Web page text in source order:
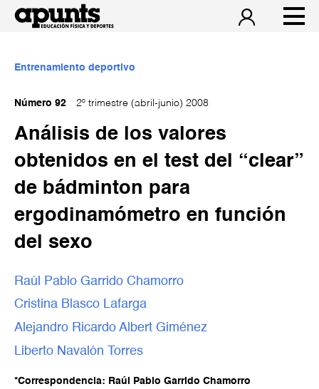
Entrenamiento deportivo
Número 92 2º trimestre (abril-junio) 2008
Análisis de los valores
obtenidos en el test del “clear”
de bádminton para
ergodinamómetro en función
del sexo
Raúl Pablo Garrido Chamorro
Cristina Blasco Lafarga
Alejandro Ricardo Albert Giménez
Liberto Navalón Torres
*Correspondencia: Raúl Pablo Garrido Chamorro